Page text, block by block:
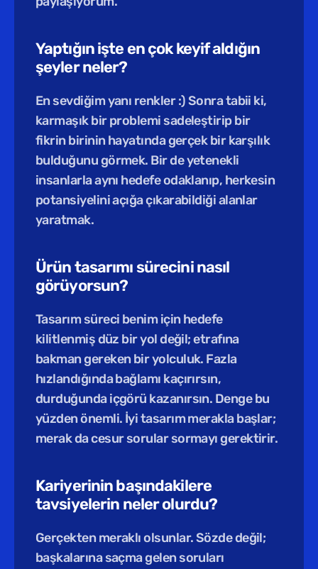
Yaptığın işte en çok keyif aldığın
şeyler neler?
En sevdiğim yanı renkler :) Sonra tabii ki,
karmaşık bir problemi sadeleştirip bir
fikrin birinin hayatında gerçek bir karşılık
bulduğunu görmek. Bir de yetenekli
insanlarla aynı hedefe odaklanıp, herkesin
potansiyelini açığa çıkarabildiği alanlar
yaratmak.
Ürün tasarımı sürecini nasıl
görüyorsun?
Tasarım süreci benim için hedefe
kilitlenmiş düz bir yol değil; etrafına
bakman gereken bir yolculuk. Fazla
hızlandığında bağlamı kaçırırsın,
durduğunda içgörü kazanırsın. Denge bu
yüzden önemli. İyi tasarım merakla başlar;
merak da cesur sorular sormayı gerektirir.
Kariyerinin başındakilere
tavsiyelerin neler olurdu?
Gerçekten meraklı olsunlar. Sözde değil;
başkalarına saçma gelen soruları